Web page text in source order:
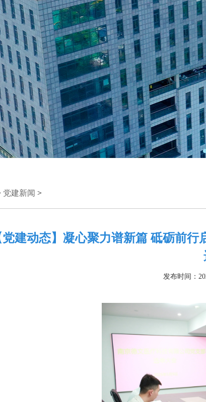
党建新闻 >
党建动态】凝心聚力谱新篇 砥砺前
发布时间：